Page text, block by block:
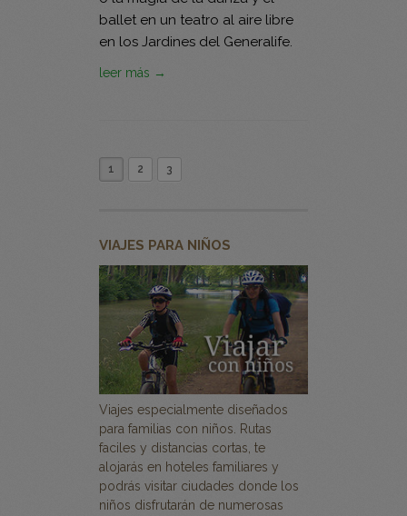
ballet en un teatro al aire libre
en los Jardines del Generalife.
leer más →
1 2 3
VIAJES PARA NIÑOS
Viajes especialmente diseñados
para familias con niños. Rutas
faciles y distancias cortas, te
alojarás en hoteles familiares y
podrás visitar ciudades donde los
niños disfrutarán de numerosas